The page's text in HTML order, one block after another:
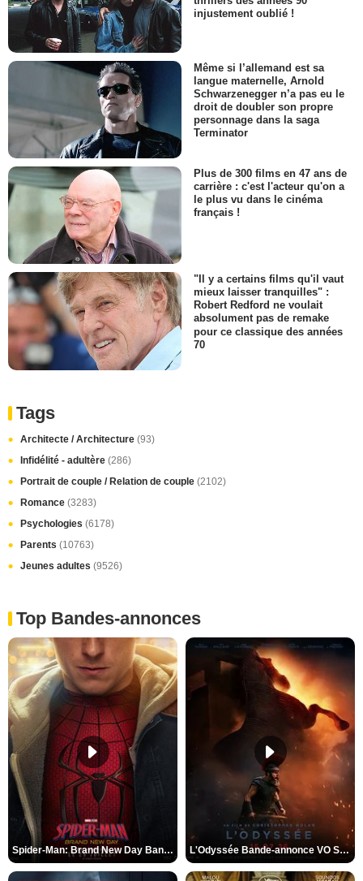
injustement oublié !
Même si l’allemand est sa
langue maternelle, Arnold
Schwarzenegger n’a pas eu le
droit de doubler son propre
personnage dans la saga
Terminator
Plus de 300 films en 47 ans de
carrière : c'est l'acteur qu'on a
le plus vu dans le cinéma
français !
"Il y a certains films qu'il vaut
mieux laisser tranquilles" :
Robert Redford ne voulait
absolument pas de remake
pour ce classique des années
70
Tags
Architecte / Architecture (93)
Infidélité - adultère (286)
Portrait de couple / Relation de couple (2102)
Romance (3283)
Psychologies (6178)
Parents (10763)
Jeunes adultes (9526)
Top Bandes-annonces
Spider-Man: Brand New Day Bande-annonce VO STFR L'Odyssée Bande-annonce VO STFR